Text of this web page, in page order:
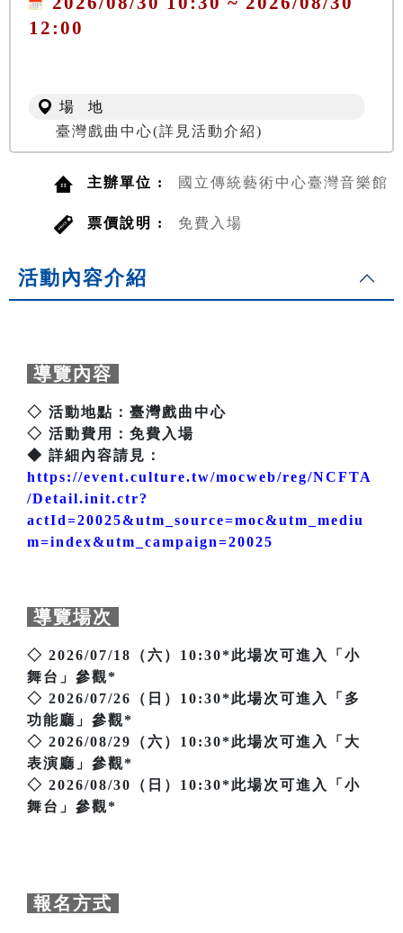
12:00
場 地
臺灣戲曲中心(詳見活動介紹)
主辦單位 : 國立傳統藝術中心臺灣音樂館
票價說明 : 免費入場
活動內容介紹
導覽內容
◇ 活動地點：臺灣戲曲中心
◇ 活動費用：免費入場
◆ 詳細內容請見：
https://event.culture.tw/mocweb/reg/NCFTA
/Detail.init.ctr?
actId=20025&utm_source=moc&utm_mediu
m=index&utm_campaign=20025
導覽場次
◇ 2026/07/18（六）10:30*此場次可進入「小
舞台」參觀*
◇ 2026/07/26（日）10:30*此場次可進入「多
功能廳」參觀*
◇ 2026/08/29（六）10:30*此場次可進入「大
表演廳」參觀*
◇ 2026/08/30（日）10:30*此場次可進入「小
舞台」參觀*
報名方式